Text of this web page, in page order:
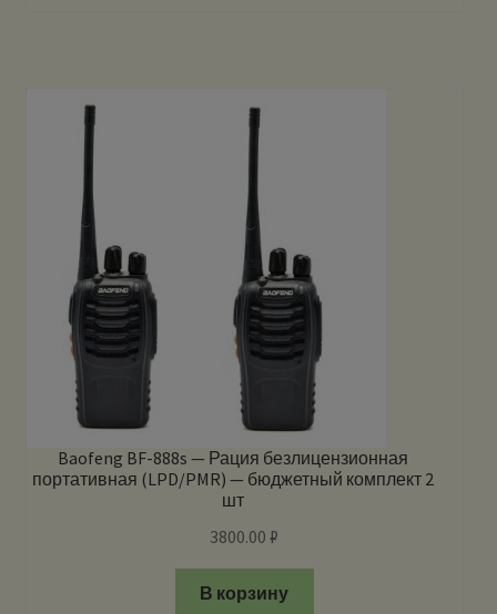
Baofeng BF-888s — Рация безлицензионная
портативная (LPD/PMR) — бюджетный комплект 2
шт
3800.00₽
В корзину